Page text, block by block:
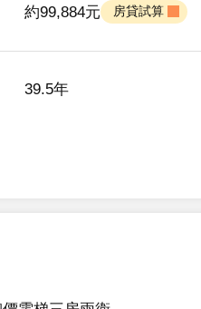
約99,884元 房貸試算
39.5年